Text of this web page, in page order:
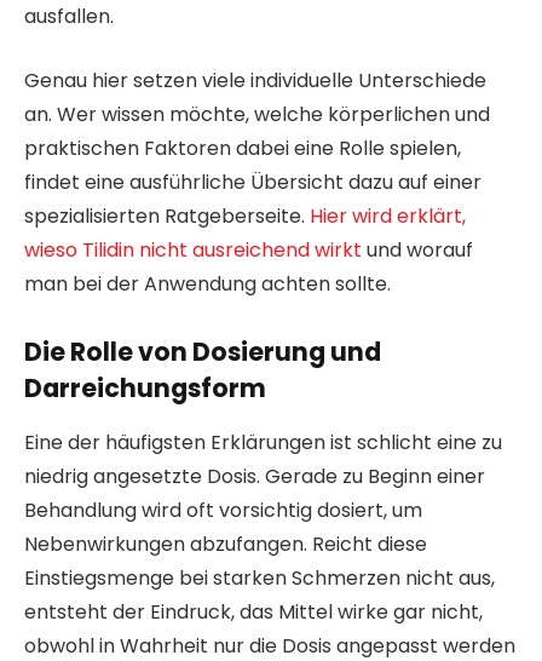
ausfallen.
Genau hier setzen viele individuelle Unterschiede
an. Wer wissen möchte, welche körperlichen und
praktischen Faktoren dabei eine Rolle spielen,
findet eine ausführliche Übersicht dazu auf einer
spezialisierten Ratgeberseite. Hier wird erklärt,
wieso Tilidin nicht ausreichend wirkt und worauf
man bei der Anwendung achten sollte.
Die Rolle von Dosierung und
Darreichungsform
Eine der häufigsten Erklärungen ist schlicht eine zu
niedrig angesetzte Dosis. Gerade zu Beginn einer
Behandlung wird oft vorsichtig dosiert, um
Nebenwirkungen abzufangen. Reicht diese
Einstiegsmenge bei starken Schmerzen nicht aus,
entsteht der Eindruck, das Mittel wirke gar nicht,
obwohl in Wahrheit nur die Dosis angepasst werden